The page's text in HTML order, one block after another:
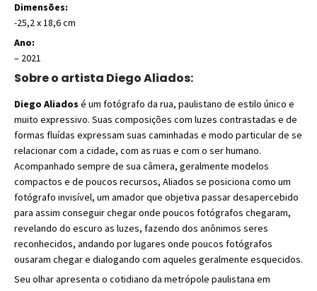
Dimensões:
-25,2 x 18,6 cm
Ano:
– 2021
Sobre o artista Diego Aliados:
Diego Aliados é um fotógrafo da rua, paulistano de estilo único e
muito expressivo. Suas composições com luzes contrastadas e de
formas fluídas expressam suas caminhadas e modo particular de se
relacionar com a cidade, com as ruas e com o ser humano.
Acompanhado sempre de sua câmera, geralmente modelos
compactos e de poucos recursos, Aliados se posiciona como um
fotógrafo invisível, um amador que objetiva passar desapercebido
para assim conseguir chegar onde poucos fotógrafos chegaram,
revelando do escuro as luzes, fazendo dos anônimos seres
reconhecidos, andando por lugares onde poucos fotógrafos
ousaram chegar e dialogando com aqueles geralmente esquecidos.
Seu olhar apresenta o cotidiano da metrópole paulistana em